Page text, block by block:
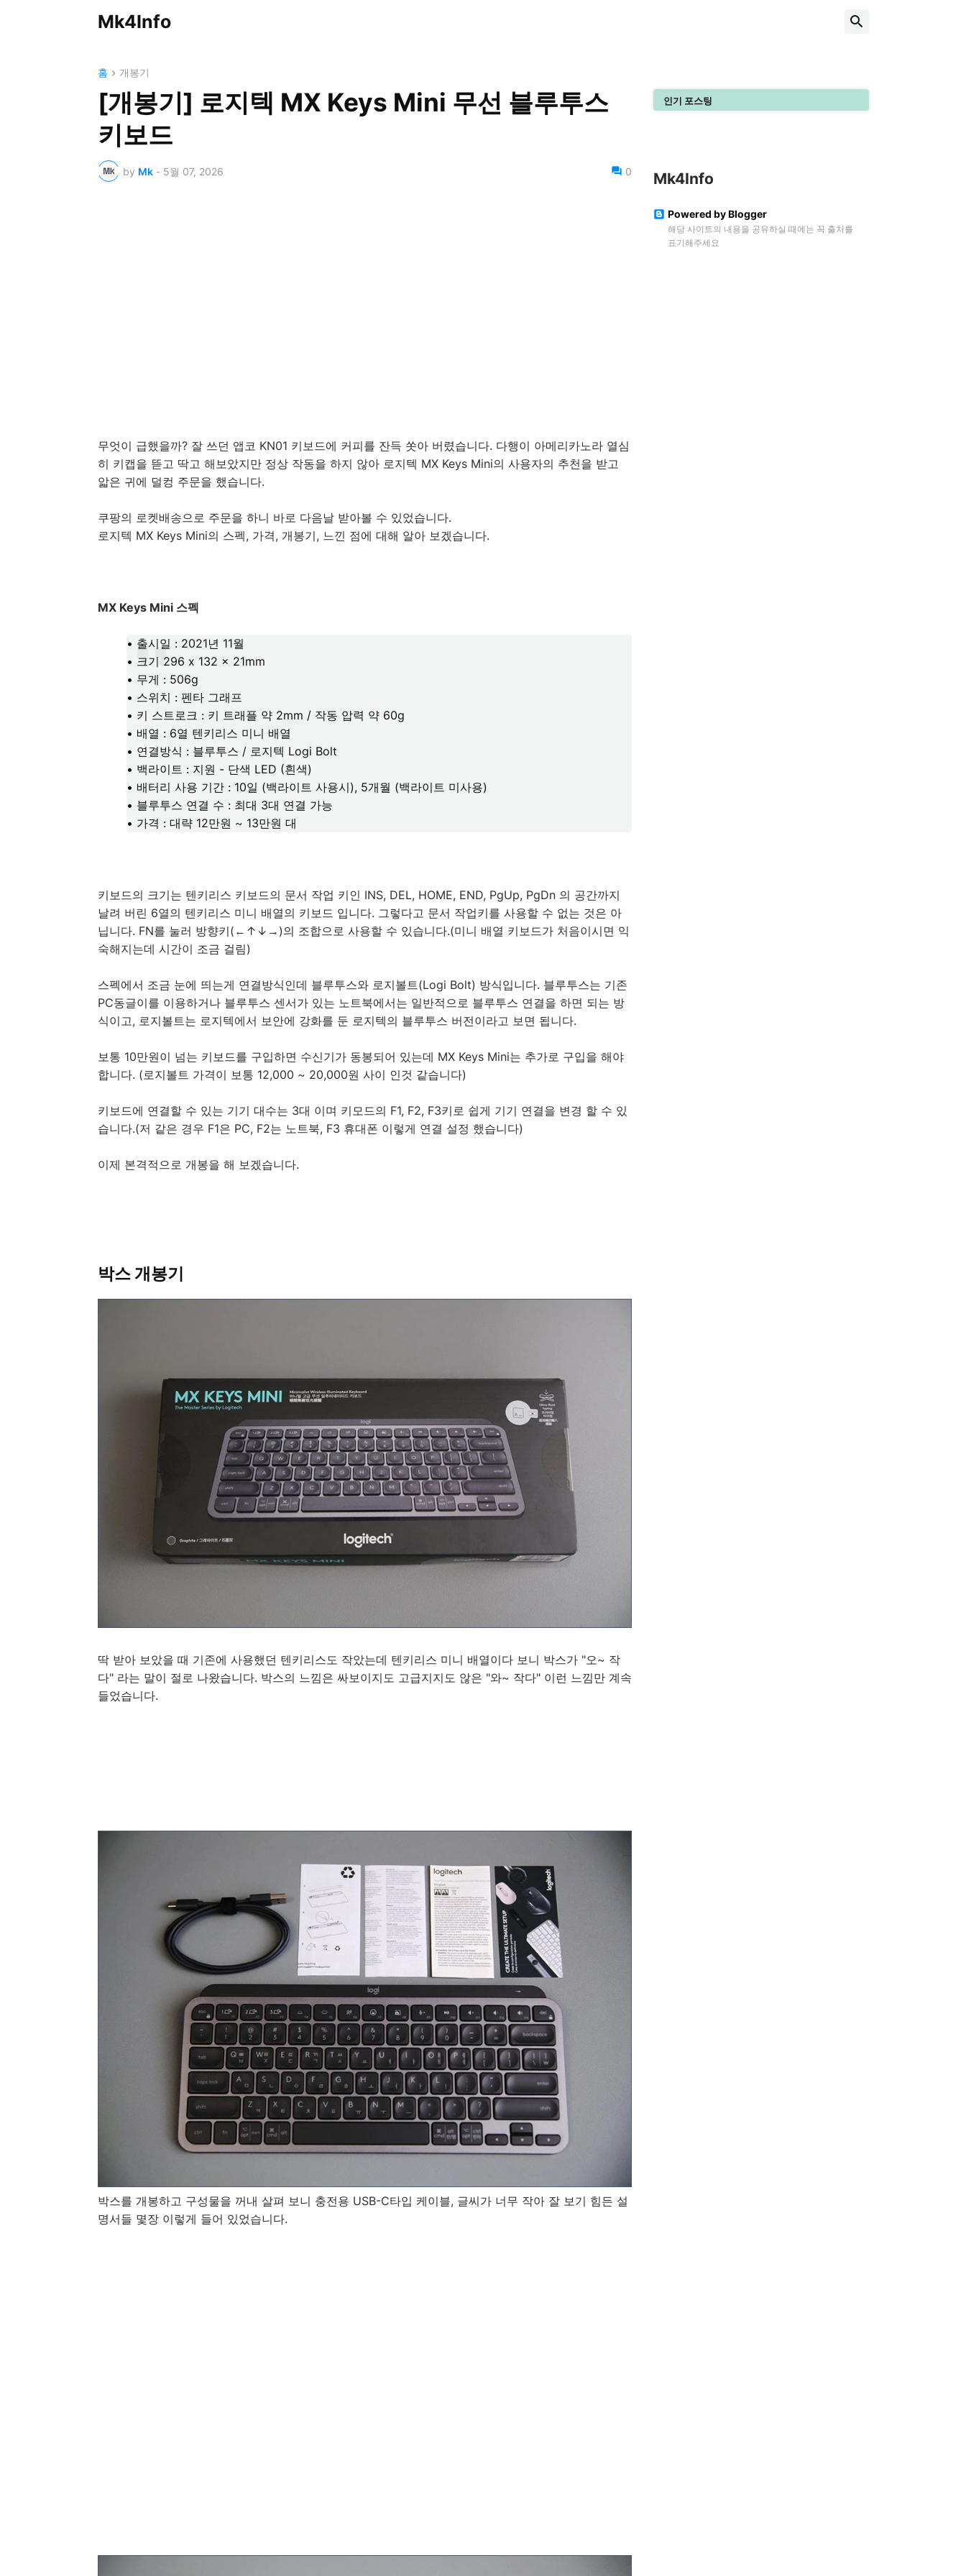
Mk4Info
홈 개봉기
[개봉기] 로지텍 MX Keys Mini 무선 블루투스
키보드
by Mk - 5월 07, 2026 0
무엇이 급했을까? 잘 쓰던 앱코 KN01 키보드에 커피를 잔득 쏫아 버렸습니다. 다행이 아메리카노라 열심
히 키캡을 뜯고 딱고 해보았지만 정상 작동을 하지 않아 로지텍 MX Keys Mini의 사용자의 추천을 받고
앏은 귀에 덜컹 주문을 했습니다.
쿠팡의 로켓배송으로 주문을 하니 바로 다음날 받아볼 수 있었습니다.
로지텍 MX Keys Mini의 스펙, 가격, 개봉기, 느낀 점에 대해 알아 보겠습니다.
MX Keys Mini 스펙
• 출시일 : 2021년 11월
• 크기 296 x 132 x 21mm
• 무게 : 506g
• 스위치 : 펜타 그래프
• 키 스트로크 : 키 트래플 약 2mm / 작동 압력 약 60g
• 배열 : 6열 텐키리스 미니 배열
• 연결방식 : 블루투스 / 로지텍 Logi Bolt
• 백라이트 : 지원 - 단색 LED (흰색)
• 배터리 사용 기간 : 10일 (백라이트 사용시), 5개월 (백라이트 미사용)
• 블루투스 연결 수 : 최대 3대 연결 가능
• 가격 : 대략 12만원 ~ 13만원 대
키보드의 크기는 텐키리스 키보드의 문서 작업 키인 INS, DEL, HOME, END, PgUp, PgDn 의 공간까지
날려 버린 6열의 텐키리스 미니 배열의 키보드 입니다. 그렇다고 문서 작업키를 사용할 수 없는 것은 아
닙니다. FN를 눌러 방향키(←↑↓→)의 조합으로 사용할 수 있습니다.(미니 배열 키보드가 처음이시면 익
숙해지는데 시간이 조금 걸림)
스펙에서 조금 눈에 띄는게 연결방식인데 블루투스와 로지볼트(Logi Bolt) 방식입니다. 블루투스는 기존
PC동글이를 이용하거나 블루투스 센서가 있는 노트북에서는 일반적으로 블루투스 연결을 하면 되는 방
식이고, 로지볼트는 로지텍에서 보안에 강화를 둔 로지텍의 블루투스 버전이라고 보면 됩니다.
보통 10만원이 넘는 키보드를 구입하면 수신기가 동봉되어 있는데 MX Keys Mini는 추가로 구입을 해야
합니다. (로지볼트 가격이 보통 12,000 ~ 20,000원 사이 인것 같습니다)
키보드에 연결할 수 있는 기기 대수는 3대 이며 키모드의 F1, F2, F3키로 쉽게 기기 연결을 변경 할 수 있
습니다.(저 같은 경우 F1은 PC, F2는 노트북, F3 휴대폰 이렇게 연결 설정 했습니다)
이제 본격적으로 개봉을 해 보겠습니다.
박스 개봉기
딱 받아 보았을 때 기존에 사용했던 텐키리스도 작았는데 텐키리스 미니 배열이다 보니 박스가 "오~ 작
다" 라는 말이 절로 나왔습니다. 박스의 느낌은 싸보이지도 고급지지도 않은 "와~ 작다" 이런 느낌만 계속
들었습니다.
박스를 개봉하고 구성물을 꺼내 살펴 보니 충전용 USB-C타입 케이블, 글씨가 너무 작아 잘 보기 힘든 설
명서들 몇장 이렇게 들어 있었습니다.
인기 포스팅
Mk4Info
Powered by Blogger
해당 사이트의 내용을 공유하실 때에는 꼭 출처를
표기해주세요